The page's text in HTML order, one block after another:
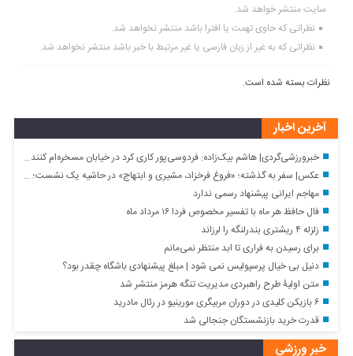
سایت منتشر خواهد شد.
نظراتی که حاوی تهمت یا افترا باشد منتشر نخواهد شد.
نظراتی که به غیر از زبان فارسی یا غیر مرتبط با خبر باشد منتشر نخواهد شد.
نظرات بسته شده است.
آخرین اخبار
خبرورزشی‌گردی| هاشم بیک‌زاده: فردوسی‌پور کاری کرد در خیابان مسخره‌ام کنند/ چهره خوبی دارم و می‌خواهم از فوتبال به سینما بروم!
عکس| سفر به گذشته؛ «فروغ فرخزاد، مشیری و ابتهاج» در حاشیه یک نشست؛ اوایل دهه ۴۰
مهاجم ایرانی پیشنهاد رسمی ندارد
فال حافظ هر ماه با تفسیر مخصوص فردا ۱۶ مرداد ماه
زلزله ۴ ریشتری بندرلنگه را لرزاند
برای رسیدن به فراری تا ابد منتظر نمی‌مانم
دنیل بی خیال پرسپولیس نمی شود | مبلغ پیشنهادی باشگاه چقدر بود؟
متن اولیۀ طرح راهبردی مدیریت تنگه هرمز منتشر شد
۶ بازیکن کلیدی در دوران مربیگری مورینیو در رئال مادرید
قدرت خرید بازنشستگان جنجالی شد
خبر ورزشی